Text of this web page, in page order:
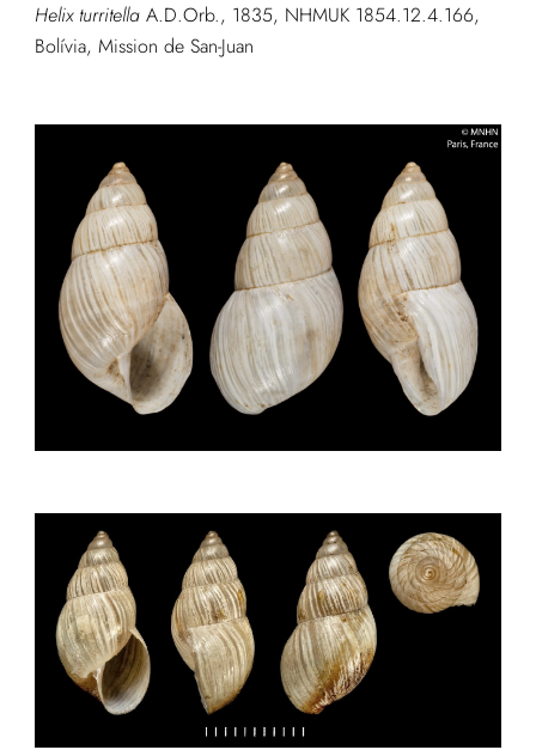
Helix turritella A.D.Orb., 1835, NHMUK 1854.12.4.166,
Bolívia, Mission de San-Juan